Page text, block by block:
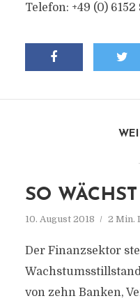
Telefon: +49 (0) 6152
SO
10. August 2018 2 Min.
Der Finanzsektor
von zehn Banken,